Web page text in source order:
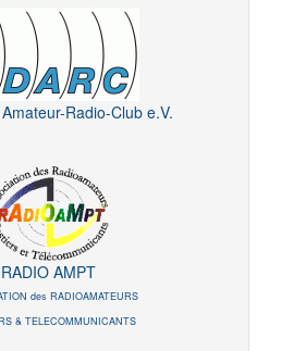
Radio-Club e.V.
RADIO AMPT
des RADIOAMATEURS
& TELECOMMUNICANTS